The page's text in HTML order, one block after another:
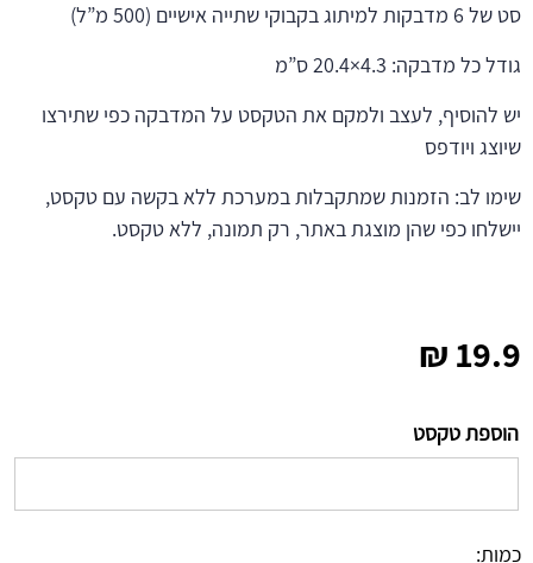
19.9
₪
הוספת טקסט
כמות:
סט של 6 מדבקות למיתוג בקבוקי שתייה אישיים (500 מ”ל)
גודל כל מדבקה: 4.3×20.4 ס”מ
יש להוסיף, לעצב ולמקם את הטקסט על המדבקה כפי שתירצו
שיוצג ויודפס
שימו לב: הזמנות שמתקבלות במערכת ללא בקשה עם טקסט,
יישלחו כפי שהן מוצגת באתר, רק תמונה, ללא טקסט.